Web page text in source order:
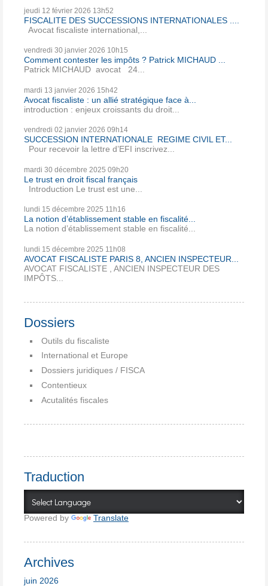
jeudi 12 février 2026 13h52
FISCALITE DES SUCCESSIONS INTERNATIONALES ....
Avocat fiscaliste international,...
vendredi 30 janvier 2026 10h15
Comment contester les impôts ? Patrick MICHAUD ...
Patrick MICHAUD avocat 24...
mardi 13 janvier 2026 15h42
Avocat fiscaliste : un allié stratégique face à...
introduction : enjeux croissants du droit...
vendredi 02 janvier 2026 09h14
SUCCESSION INTERNATIONALE REGIME CIVIL ET...
Pour recevoir la lettre d’EFI inscrivez...
mardi 30 décembre 2025 09h20
Le trust en droit fiscal français
Introduction Le trust est une...
lundi 15 décembre 2025 11h16
La notion d’établissement stable en fiscalité...
La notion d’établissement stable en fiscalité...
lundi 15 décembre 2025 11h08
AVOCAT FISCALISTE PARIS 8, ANCIEN INSPECTEUR...
AVOCAT FISCALISTE , ANCIEN INSPECTEUR DES
IMPÔTS...
Dossiers
Outils du fiscaliste
International et Europe
Dossiers juridiques / FISCA
Contentieux
Acutalités fiscales
Traduction
Powered by Translate
Archives
juin 2026